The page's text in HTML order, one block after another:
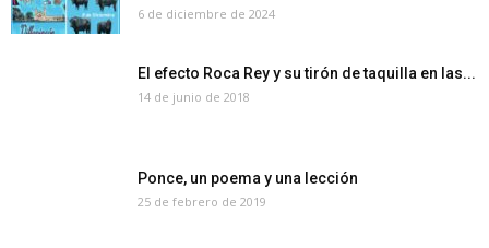
6 de diciembre de 2024
El efecto Roca Rey y su tirón de taquilla en las...
14 de junio de 2018
Ponce, un poema y una lección
25 de febrero de 2019